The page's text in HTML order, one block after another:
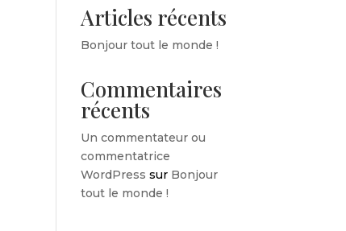
Articles récents
Bonjour tout le monde !
Commentaires
récents
Un commentateur ou
commentatrice
WordPress sur Bonjour
tout le monde !